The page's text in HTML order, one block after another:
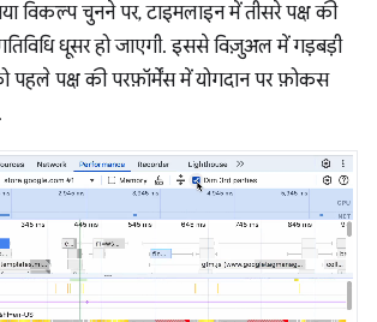
विकल्प चुनने पर, टाइमलाइन में तीसरे पक्ष की
धूसर हो जाएगी. इससे विज़ुअल में गड़बड़ी
पहले पक्ष की परफ़ॉर्मेंस में योगदान पर फ़ोकस